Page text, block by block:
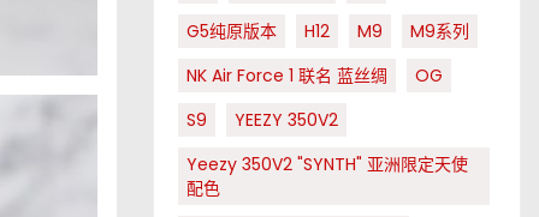
G5纯原版本
H12 M9
M9系列
NK Air Force 1 联名 蓝丝绸
OG
S9
YEEZY 350V2
Yeezy 350V2 "SYNTH" 亚洲限定天使
配色